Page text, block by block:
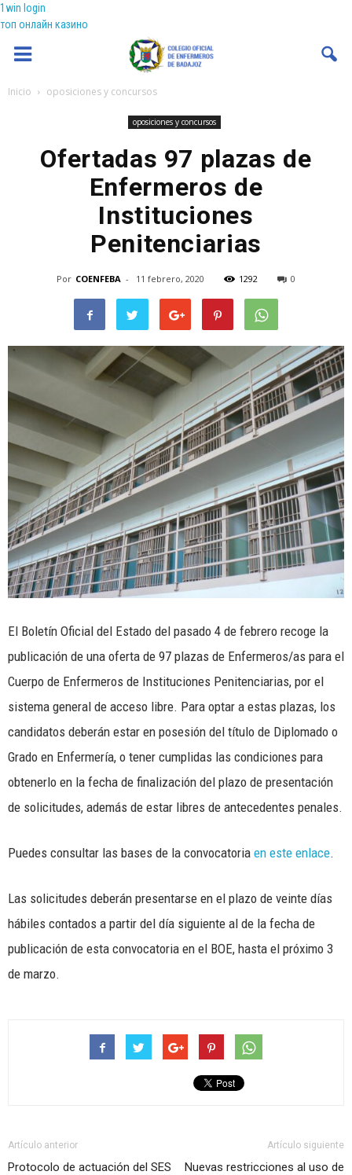
1win login
топ онлайн казино
Coenfeba
Inicio oposiciones y concursos
oposiciones y concursos
Ofertadas 97 plazas de
Enfermeros de
Instituciones
Penitenciarias
Por COENFEBA - 11 febrero, 2020 1292 0
El Boletín Oficial del Estado del pasado 4 de febrero recoge la
publicación de una oferta de 97 plazas de Enfermeros/as para el
Cuerpo de Enfermeros de Instituciones Penitenciarias, por el
sistema general de acceso libre. Para optar a estas plazas, los
candidatos deberán estar en posesión del título de Diplomado o
Grado en Enfermería, o tener cumplidas las condiciones para
obtenerlo en la fecha de finalización del plazo de presentación
de solicitudes, además de estar libres de antecedentes penales.
Puedes consultar las bases de la convocatoria en este enlace.
Las solicitudes deberán presentarse en el plazo de veinte días
hábiles contados a partir del día siguiente al de la fecha de
publicación de esta convocatoria en el BOE, hasta el próximo 3
de marzo.
Artículo anterior
Protocolo de actuación del SES
Artículo siguiente
Nuevas restricciones al uso de